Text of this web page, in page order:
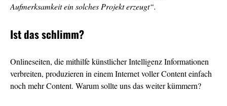
Aufmerksamkeit ein solches Projekt erzeugt“.
Ist das schlimm?
Onlineseiten, die mithilfe künstlicher Intelligenz Informationen
verbreiten, produzieren in einem Internet voller Content einfach
noch mehr Content. Warum sollte uns das weiter kümmern?